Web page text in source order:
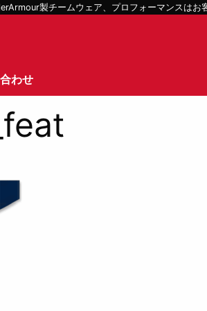
製チームウェア、プロフォーマンスはお
わせ